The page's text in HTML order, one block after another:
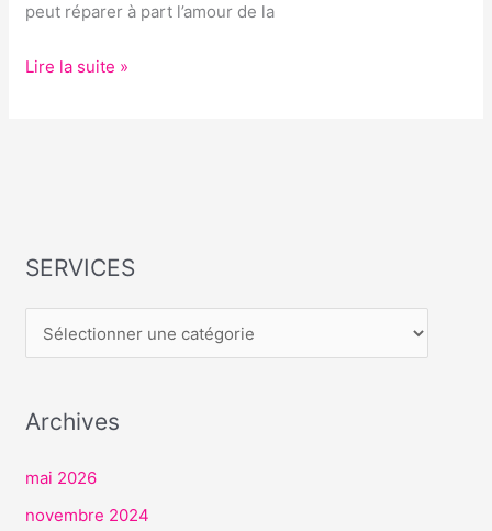
peut réparer à part l’amour de la
Lire la suite »
SERVICES
S
V
C
Archives
mai 2026
novembre 2024